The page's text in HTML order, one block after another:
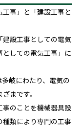
事」と「建設工事と
建設工事としての電気
しての電気工事」に
岐にわたり、電気の
まです。
事のことを機械器具設
類により専門の工事